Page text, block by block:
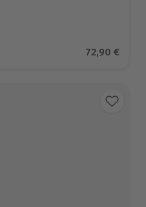
Aktueller
72,90 €